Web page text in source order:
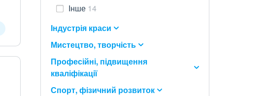
Інше 14
Індустрія краси
Мистецтво, творчість
Професійні, підвищення
кваліфікації
Спорт, фізичний розвиток